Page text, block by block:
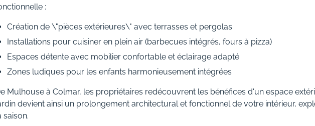
:
Création de \"pièces extérieures\" avec terrasses et pergolas
Installations pour cuisiner en plein air (barbecues intégrés, fours à pizza)
Espaces détente avec mobilier confortable et éclairage adapté
Zones ludiques pour les enfants harmonieusement intégrées
Mulhouse à Colmar, les propriétaires redécouvrent les bénéfices d'un espace
devient ainsi un prolongement architectural et fonctionnel de votre intérieur,
saison.